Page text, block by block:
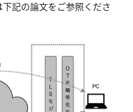
記の論文をご参照くださ